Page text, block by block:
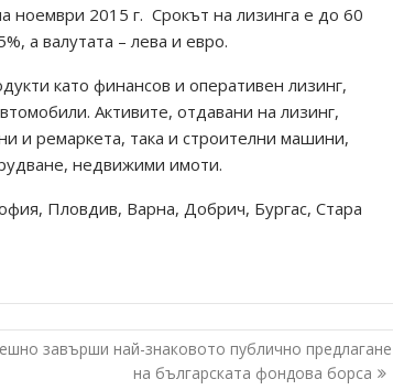
ноември 2015 г. Срокът на лизинга е до 60
а валутата – лева и евро.
като финансов и оперативен лизинг,
Активите, отдавани на лизинг,
и ремаркета, така и строителни машини,
недвижими имоти.
Пловдив, Варна, Добрич, Бургас, Стара
завърши най-знаковото публично предлагане
на българската фондова борса